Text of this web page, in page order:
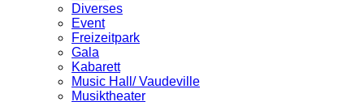
Diverses
Event
Freizeitpark
Gala
Kabarett
Music Hall/ Vaudeville
Musiktheater